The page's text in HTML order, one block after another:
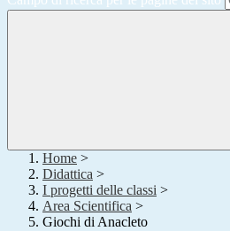
Home >
Didattica >
I progetti delle classi >
Area Scientifica >
Giochi di Anacleto